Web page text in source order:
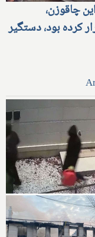
چاقوزن،
کرده بود، دستگیر